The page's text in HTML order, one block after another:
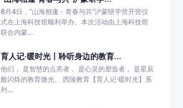
8月4日，“山海相逢・青春与共”沪蒙研学营开营仪
式在上海科技馆顺利举办。本次活动由上海科技馆
联合内蒙...
育人记·暖时光丨聆听身边的教育...
他们， 是智慧的点亮者， 是心灵的塑造者， 是星辰
般闪烁的教育微光。 西陵教育【育人记·暖时光】系
列...